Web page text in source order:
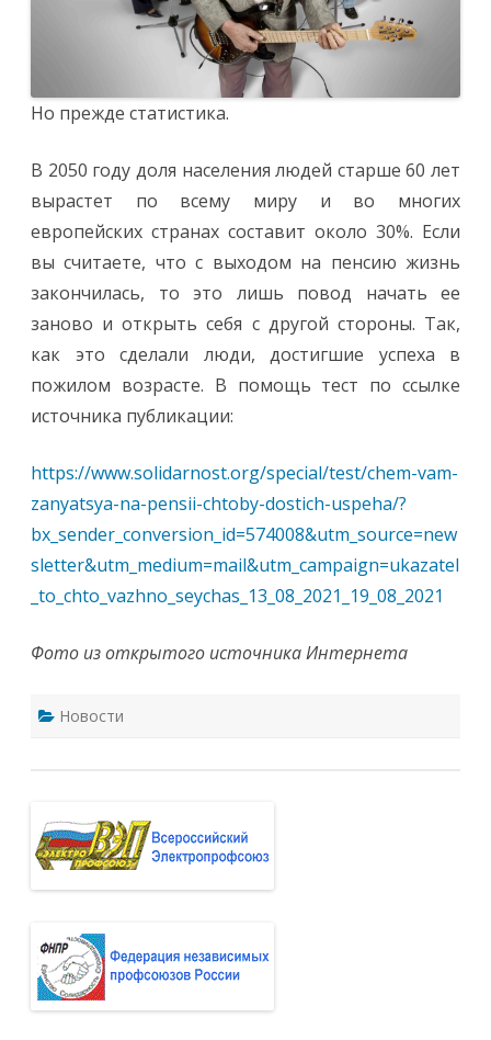
Но прежде статистика.
В 2050 году доля населения людей старше 60 лет
вырастет по всему миру и во многих
европейских странах составит около 30%. Если
вы считаете, что с выходом на пенсию жизнь
закончилась, то это лишь повод начать ее
заново и открыть себя с другой стороны. Так,
как это сделали люди, достигшие успеха в
пожилом возрасте. В помощь тест по ссылке
источника публикации:
https://www.solidarnost.org/special/test/chem-vam-
zanyatsya-na-pensii-chtoby-dostich-uspeha/?
bx_sender_conversion_id=574008&utm_source=new
sletter&utm_medium=mail&utm_campaign=ukazatel
_to_chto_vazhno_seychas_13_08_2021_19_08_2021
Фото из открытого источника Интернета
Новости